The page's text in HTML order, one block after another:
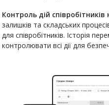
Контроль дій співробітників
залишків та складських
для співробітників. Історія
контролювати всі дії для